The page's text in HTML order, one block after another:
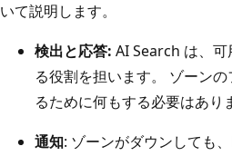
いて説明します。
検出と応答: AI Search は、
る役割を担います。 ゾーン
るために何もする必要はあり
通知: ゾーンがダウンしても